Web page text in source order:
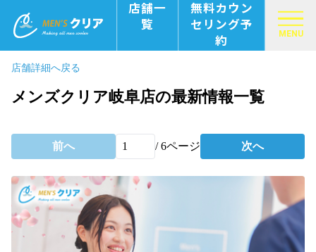
店舗一
覧
無料カウン
セリング予
約
MENU
店舗詳細へ戻る
メンズクリア岐阜店の最新情報一覧
前へ /6ページ 次へ